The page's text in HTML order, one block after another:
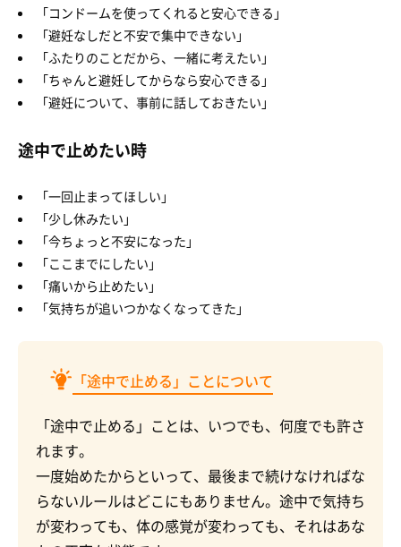
「コンドームを使ってくれると安心できる」
「避妊なしだと不安で集中できない」
「ふたりのことだから、一緒に考えたい」
「ちゃんと避妊してからなら安心できる」
「避妊について、事前に話しておきたい」
途中で止めたい時
「一回止まってほしい」
「少し休みたい」
「今ちょっと不安になった」
「ここまでにしたい」
「痛いから止めたい」
「気持ちが追いつかなくなってきた」
「途中で止める」ことについて
「途中で止める」ことは、いつでも、何度でも許さ
れます。
一度始めたからといって、最後まで続けなければな
らないルールはどこにもありません。途中で気持ち
が変わっても、体の感覚が変わっても、それはあな